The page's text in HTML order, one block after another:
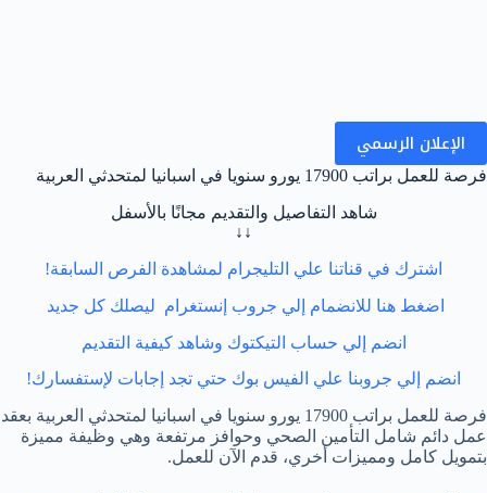
الإعلان الرسمي
فرصة للعمل براتب 17900 يورو سنويا في اسبانيا لمتحدثي العربية
شاهد التفاصيل والتقديم مجانًا بالأسفل
↓↓
اشترك في قناتنا علي التليجرام لمشاهدة الفرص السابقة!
اضغط هنا للانضمام إلي جروب إنستغرام ليصلك كل جديد
انضم إلي حساب التيكتوك وشاهد كيفية التقديم
انضم إلي جروبنا علي الفيس بوك حتي تجد إجابات لإستفسارك!
فرصة للعمل براتب 17900 يورو سنويا في اسبانيا لمتحدثي العربية بعقد
عمل دائم شامل التأمين الصحي وحوافز مرتفعة وهي وظيفة مميزة
بتمويل كامل ومميزات أخري، قدم الآن للعمل.